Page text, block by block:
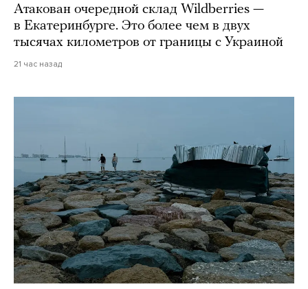
Атакован очередной склад Wildberries —
в Екатеринбурге. Это более чем в двух
тысячах километров от границы с Украиной
21 час назад